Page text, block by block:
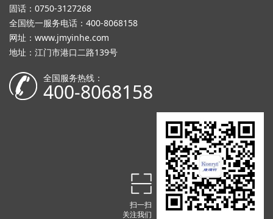
固话：0750-3127268
全国统一服务电话：400-8068158
网址： www.jmyinhe.com
地址：江门市港口二路139号
全国服务热线：
400-8068158
扫一扫
关注我们